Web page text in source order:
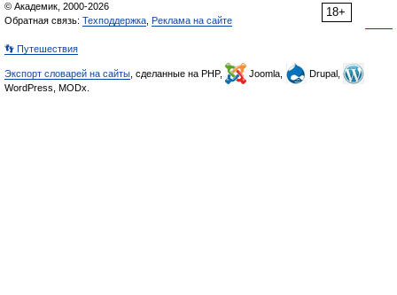
18+
© Академик, 2000-2026
Обратная связь: Техподдержка Реклама на сайте
👣 Путешествия
Экспорт словарей на сайты , сделанные на PHP, Joomla,
Drupal,
WordPress, MODx.